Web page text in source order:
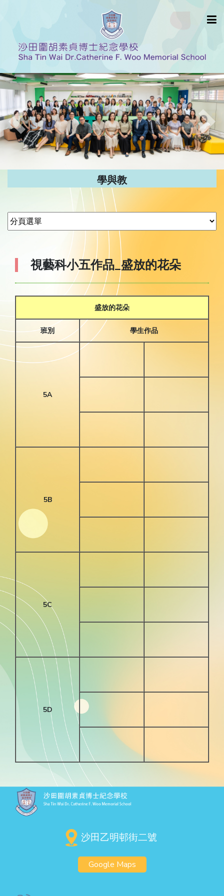
Previous Next
學與教
視藝科小五作品_盛放的花朵
盛放的花朵
班別 學生作品
5A
5B
5C
5D
沙田乙明邨街二號
Google Maps